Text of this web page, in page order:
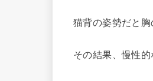
猫背の姿勢だと胸
その結果、慢性